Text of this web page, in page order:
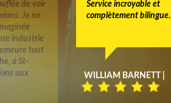
de voir
Je ne
industrie
tout
à St-
aux
Service incroyable et
complètement bilingue.
WILLIAM BARNETT |